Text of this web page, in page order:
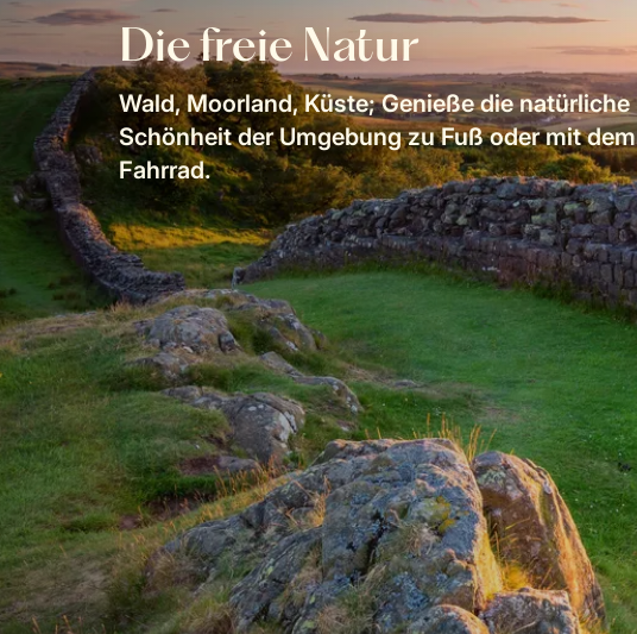
Die freie Natur
Wald, Moorland, Küste; Genieße die natürliche
Schönheit der Umgebung zu Fuß oder mit dem
Fahrrad.